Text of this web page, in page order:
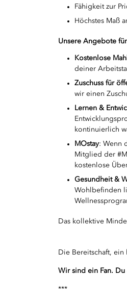
Fähigkeit zur
Höchstes Maß
Unsere Angebote
Kostenlose
deiner
Zuschuss für
wir einen
Lernen &
kontinuierlich
MOstay: Wenn
Mitglied der
kostenlose
Gesundheit &
Wohlbefinden
Das kollektive
Die Bereitschaft,
Wir sind ein Fan. Du
***